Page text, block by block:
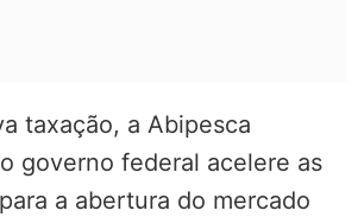
taxação, a Abipesca
governo federal acelere as
a abertura do mercado